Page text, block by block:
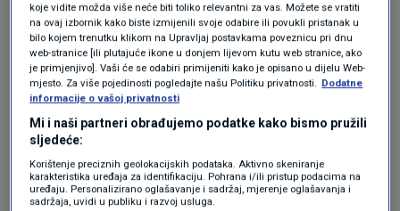
Opasnost je što ga je vrlo teško dozirati. Dileri
ga znaju pomiješati s heroinom, ali i s
kokainom, a male količine fentanila mogu
prouzročiti jako puno zla, kaže pomoćnik
ravnatelja HZJZ-a za suzbijanje zlouporabe
drogaŽeljko Petković.
koje vidite možda više neće biti toliko relevantni za vas. Možete se vratiti
na ovaj izbornik kako biste izmijenili svoje odabire ili povukli pristanak u
bilo kojem trenutku klikom na Upravljaj postavkama poveznicu pri dnu
web-stranice [ili plutajuće ikone u donjem lijevom kutu web stranice, ako
je primjenjivo]. Vaši će se odabiri primijeniti kako je opisano u dijelu Web-
mjesto. Za više pojedinosti pogledajte našu Politiku privatnosti. Dodatne
informacije o vašoj privatnosti
Mi i naši partneri obrađujemo podatke kako bismo pružili
sljedeće:
Korištenje preciznih geolokacijskih podataka. Aktivno skeniranje
karakteristika uređaja za identifikaciju. Pohrana i/ili pristup podacima na
uređaju. Personalizirano oglašavanje i sadržaj, mjerenje oglašavanja i
sadržaja, uvidi u publiku i razvoj usluga.